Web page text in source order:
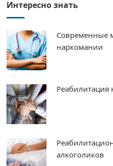
Интересно знать
Современные
наркомании
Реабилитация
алкоголиков